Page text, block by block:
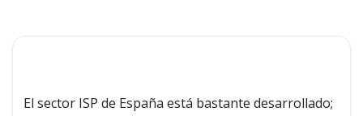
El sector ISP de España está bastante desarrollado;